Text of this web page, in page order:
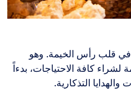
في قلب رأس الخيمة. وهو
كافة الاحتياجات، بدءاً
التذكارية.